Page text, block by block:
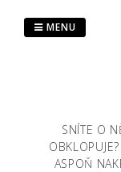
SNÍTE O
ASPOŇ
MENU